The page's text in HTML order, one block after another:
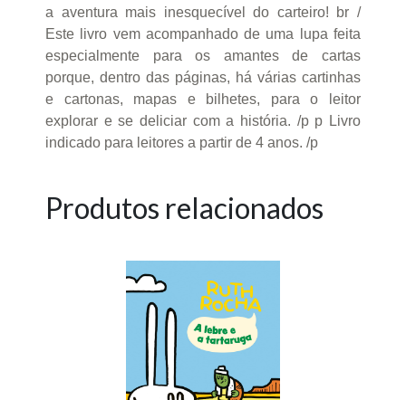
a aventura mais inesquecível do carteiro! br /
Este livro vem acompanhado de uma lupa feita
especialmente para os amantes de cartas
porque, dentro das páginas, há várias cartinhas
e cartonas, mapas e bilhetes, para o leitor
explorar e se deliciar com a história. /p p Livro
indicado para leitores a partir de 4 anos. /p
Produtos relacionados